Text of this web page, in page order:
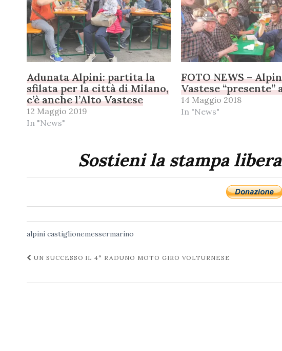
Adunata Alpini: partita la
sfilata per la città di Milano,
c’è anche l’Alto Vastese
12 Maggio 2019
In "News"
FOTO NEWS –
Vastese “presente”
14 Maggio 2018
In "News"
Sostieni la stampa
alpini castiglionemessermarino
Navigazione
UN SUCCESSO IL 4° RADUNO MOTO GIRO VOLTURNESE